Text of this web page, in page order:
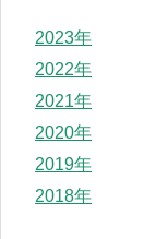
2023年
2022年
2021年
2020年
2019年
2018年